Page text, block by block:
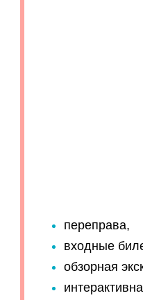
переправа,
входные
обзорная